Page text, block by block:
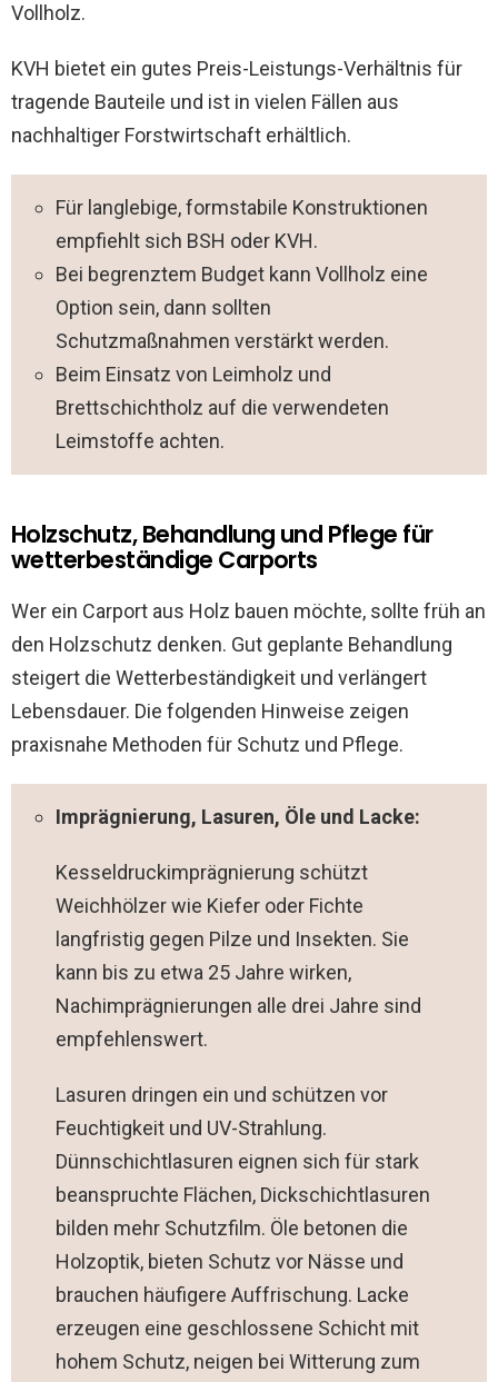
Vollholz.
KVH bietet ein gutes Preis-Leistungs-Verhältnis für
tragende Bauteile und ist in vielen Fällen aus
nachhaltiger Forstwirtschaft erhältlich.
Für langlebige, formstabile Konstruktionen
empfiehlt sich BSH oder KVH.
Bei begrenztem Budget kann Vollholz eine
Option sein, dann sollten
Schutzmaßnahmen verstärkt werden.
Beim Einsatz von Leimholz und
Brettschichtholz auf die verwendeten
Leimstoffe achten.
Holzschutz, Behandlung und Pflege für
wetterbeständige Carports
Wer ein Carport aus Holz bauen möchte, sollte früh an
den Holzschutz denken. Gut geplante Behandlung
steigert die Wetterbeständigkeit und verlängert
Lebensdauer. Die folgenden Hinweise zeigen
praxisnahe Methoden für Schutz und Pflege.
Imprägnierung, Lasuren, Öle und Lacke:
Kesseldruckimprägnierung schützt
Weichhölzer wie Kiefer oder Fichte
langfristig gegen Pilze und Insekten. Sie
kann bis zu etwa 25 Jahre wirken,
Nachimprägnierungen alle drei Jahre sind
empfehlenswert.
Lasuren dringen ein und schützen vor
Feuchtigkeit und UV-Strahlung.
Dünnschichtlasuren eignen sich für stark
beanspruchte Flächen, Dickschichtlasuren
bilden mehr Schutzfilm. Öle betonen die
Holzoptik, bieten Schutz vor Nässe und
brauchen häufigere Auffrischung. Lacke
erzeugen eine geschlossene Schicht mit
hohem Schutz, neigen bei Witterung zum